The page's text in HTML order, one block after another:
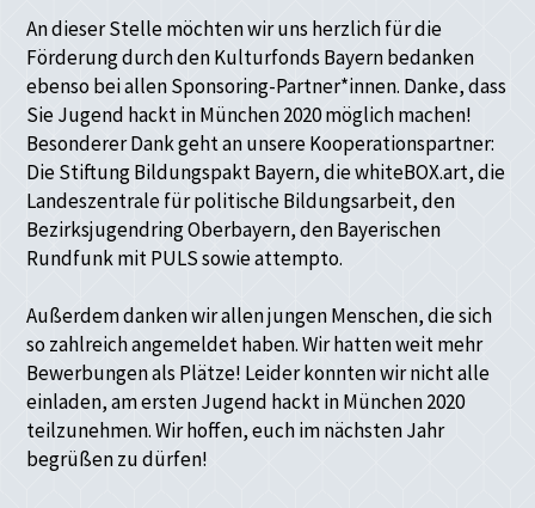
An dieser Stelle möchten wir uns herzlich für die
Förderung durch den Kulturfonds Bayern bedanken
ebenso bei allen Sponsoring-Partner*innen. Danke, dass
Sie Jugend hackt in München 2020 möglich machen!
Besonderer Dank geht an unsere Kooperationspartner:
Die Stiftung Bildungspakt Bayern, die whiteBOX.art, die
Landeszentrale für politische Bildungsarbeit, den
Bezirksjugendring Oberbayern, den Bayerischen
Rundfunk mit PULS sowie attempto.
Außerdem danken wir allen jungen Menschen, die sich
so zahlreich angemeldet haben. Wir hatten weit mehr
Bewerbungen als Plätze! Leider konnten wir nicht alle
einladen, am ersten Jugend hackt in München 2020
teilzunehmen. Wir hoffen, euch im nächsten Jahr
begrüßen zu dürfen!